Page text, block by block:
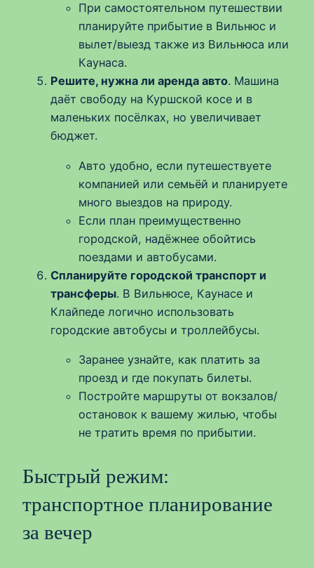
При самостоятельном путешествии
планируйте прибытие в Вильнюс и
вылет/выезд также из Вильнюса или
Каунаса.
Решите, нужна ли аренда авто. Машина
даёт свободу на Куршской косе и в
маленьких посёлках, но увеличивает
бюджет.
Авто удобно, если путешествуете
компанией или семьёй и планируете
много выездов на природу.
Если план преимущественно
городской, надёжнее обойтись
поездами и автобусами.
Спланируйте городской транспорт и
трансферы. В Вильнюсе, Каунасе и
Клайпеде логично использовать
городские автобусы и троллейбусы.
Заранее узнайте, как платить за
проезд и где покупать билеты.
Постройте маршруты от вокзалов/
остановок к вашему жилью, чтобы
не тратить время по прибытии.
Быстрый режим:
транспортное планирование
за вечер